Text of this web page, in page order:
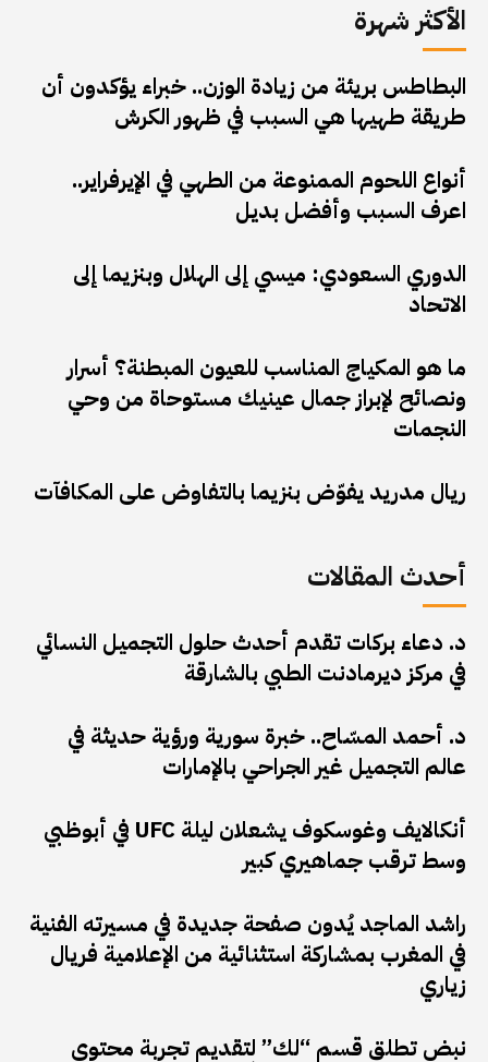
الأكثر شهرة
البطاطس بريئة من زيادة الوزن.. خبراء يؤكدون أن
طريقة طهيها هي السبب في ظهور الكرش
أنواع اللحوم الممنوعة من الطهي في الإيرفراير..
اعرف السبب وأفضل بديل
الدوري السعودي: ميسي إلى الهلال وبنزيما إلى
الاتحاد
ما هو المكياج المناسب للعيون المبطنة؟ أسرار
ونصائح لإبراز جمال عينيك مستوحاة من وحي
النجمات
ريال مدريد يفوّض بنزيما بالتفاوض على المكافآت
أحدث المقالات
د. دعاء بركات تقدم أحدث حلول التجميل النسائي
في مركز ديرمادنت الطبي بالشارقة
د. أحمد المسّاح.. خبرة سورية ورؤية حديثة في
عالم التجميل غير الجراحي بالإمارات
أنكالايف وغوسكوف يشعلان ليلة UFC في أبوظبي
وسط ترقب جماهيري كبير
راشد الماجد يُدون صفحة جديدة في مسيرته الفنية
في المغرب بمشاركة استثنائية من الإعلامية فريال
زياري
نبض تطلق قسم “لك” لتقديم تجربة محتوى